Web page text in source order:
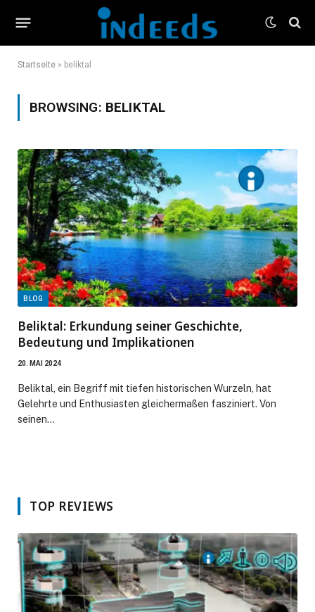
Startseite » beliktal
BROWSING: BELIKTAL
BLOG
Beliktal: Erkundung seiner Geschichte,
Bedeutung und Implikationen
20. MAI 2024
Beliktal, ein Begriff mit tiefen historischen Wurzeln, hat
Gelehrte und Enthusiasten gleichermaßen fasziniert. Von
seinen…
TOP REVIEWS